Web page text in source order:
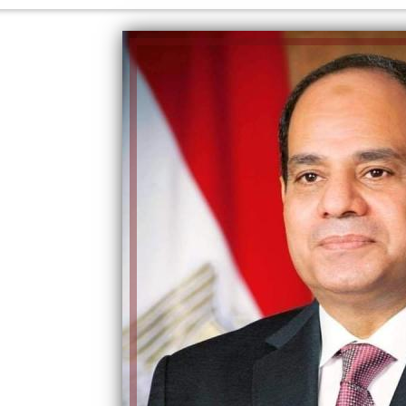
إلهام شرشر تكتب: «صلاح» ملك
المحبة.. رسول السلام والإنسانية
إلهام شرشر تكتب: دي مبقتش كورة..
دي سياسة